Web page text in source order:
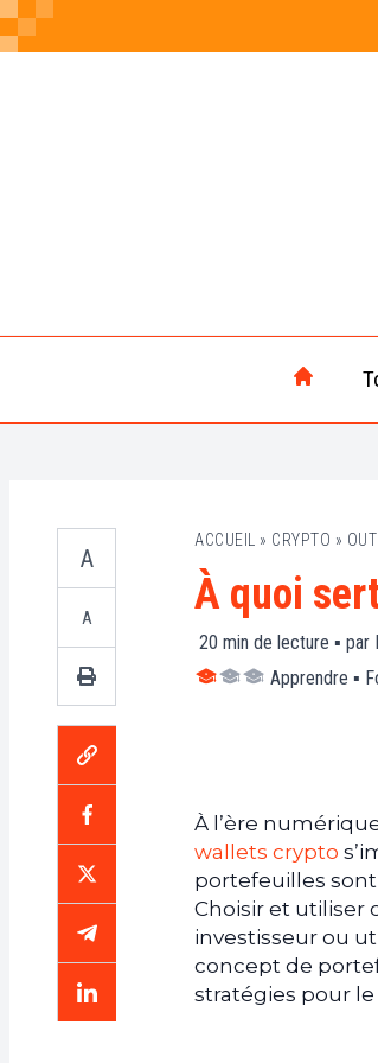
A
A
ACCUEIL » CRYPTO »
À quoi
20 min de lecture ▪ par
Apprendre ▪
À l’ère
wallets crypto
portefeuilles sont
Choisir et
investisseur ou
concept de
stratégies pour